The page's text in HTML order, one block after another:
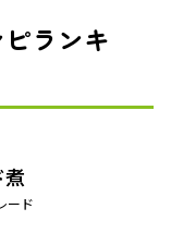
ランキ
ード